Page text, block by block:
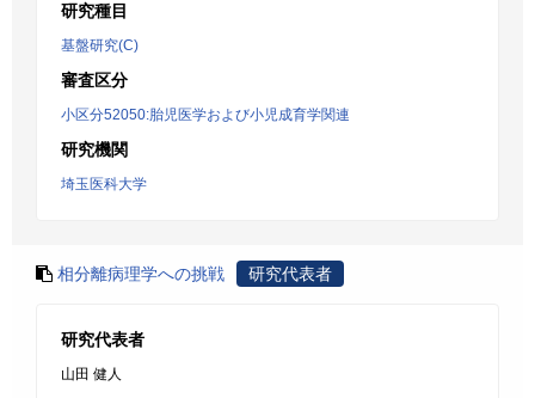
研究種目
基盤研究(C)
審査区分
小区分52050:胎児医学および小児成育学関連
研究機関
埼玉医科大学
相分離病理学への挑戦 研究代表者
研究代表者
山田 健人